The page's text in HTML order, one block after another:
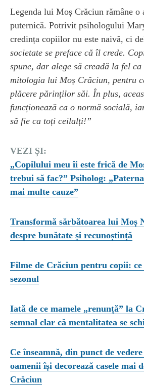
Legenda lui Moș Crăciun rămâne o
puternică. Potrivit psihologului
credința copiilor nu este naivă, ci
societate se preface că îl crede.
spune, dar alege să creadă la fel
mitologia lui Moș Crăciun, pentru
plăcere părinților săi. În plus,
funcționează ca o normă socială,
să fie ca toți ceilalți!”
VEZI ȘI:
„Copilului meu îi este frică de
trebui să fac?” Psiholog:
mai multe cauze”
Transformă sărbătoarea lui Moș
despre bunătate și recunoștință
Filme de Crăciun pentru copii:
sezonul
Iată de ce mamele „renunță” la
semnal clar că mentalitatea se
Ce înseamnă, din punct de
oamenii își decorează casele mai
Crăciun